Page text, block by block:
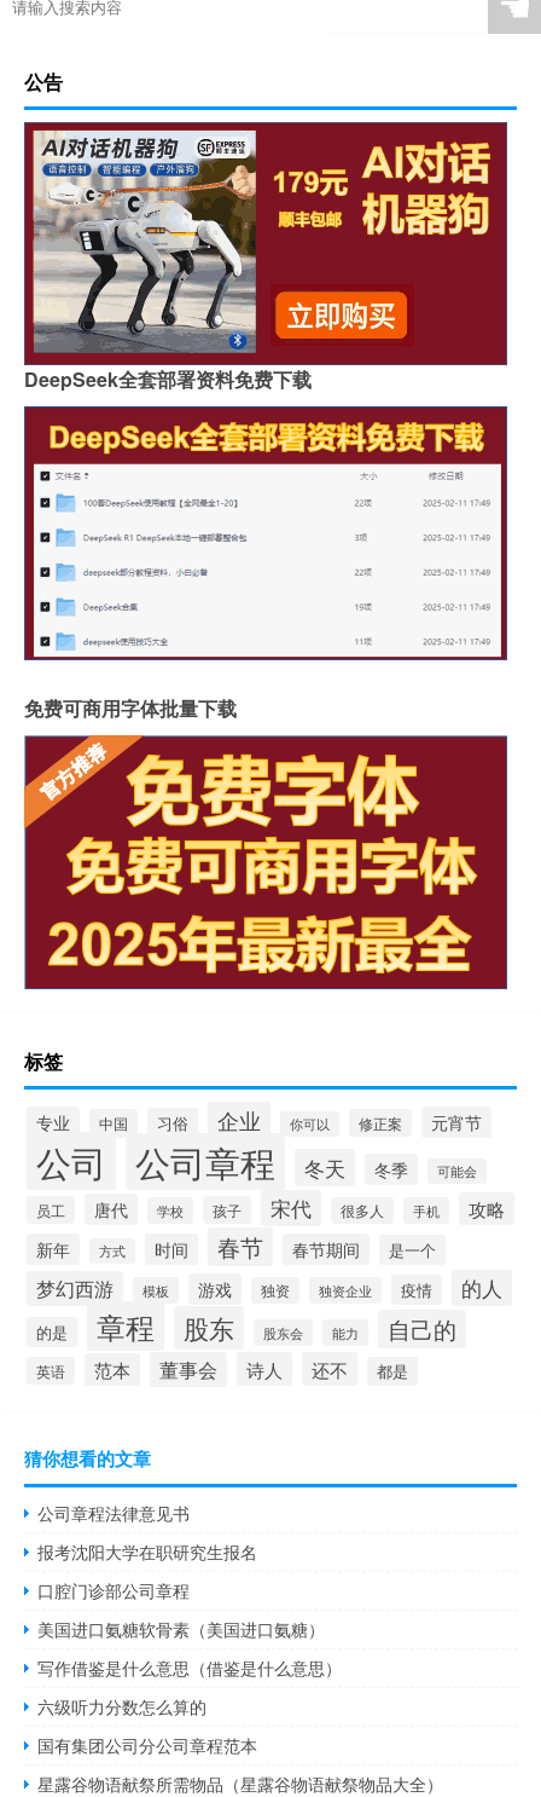
公告
DeepSeek全套部署资料免费下载
免费可商用字体批量下载
标签
专业 中国 习俗 企业 你可以 修正案 元宵节
公司 公司章程 冬天 冬季 可能会
员工 唐代 学校 孩子 宋代 很多人 手机 攻略
新年 方式 时间 春节 春节期间 是一个
梦幻西游 模板 游戏 独资 独资企业 疫情 的人
的是 章程 股东 股东会 能力 自己的
英语 范本 董事会 诗人 还不 都是
猜你想看的文章
公司章程法律意见书
报考沈阳大学在职研究生报名
口腔门诊部公司章程
美国进口氨糖软骨素（美国进口氨糖）
写作借鉴是什么意思（借鉴是什么意思）
六级听力分数怎么算的
国有集团公司分公司章程范本
星露谷物语献祭所需物品（星露谷物语献祭物品大全）